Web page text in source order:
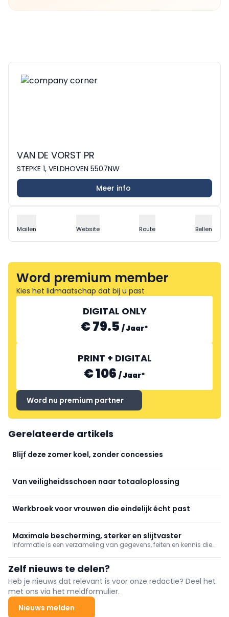
VAN DE VORST PR
STEPKE 1, VELDHOVEN 5507NW
Meer info
Mailen Website Route Bellen
Word premium member
Kies het lidmaatschap dat bij u past
DIGITAL ONLY
€ 79.5 /Jaar*
PRINT + DIGITAL
€ 106 /Jaar*
Word nu premium partner
Gerelateerde artikels
Blijf deze zomer koel, zonder concessies
Van veiligheidsschoen naar totaaloplossing
Werkbroek voor vrouwen die eindelijk écht past
Maximale bescherming, sterker en slijtvaster
Informatie is een verzameling van gegevens, feiten en kennis die
nieuwe ideeën te ontwikkelen. Informatie kan verschillende
vormen aannemen, zoals geschreven tekst, gesproken woord,
afbeeldingen, grafieken of data. Het is essentieel in alle aspecten
van het leven en vormt de basis van communicatie en
kennisoverdracht. Het is belangrijk om informatie kritisch te
beoordelen en te verwerken om de juiste conclusies te kunnen
Zelf nieuws te delen?
Heb je nieuws dat relevant is voor onze redactie? Deel het
met ons via het meldformulier.
Nieuws melden